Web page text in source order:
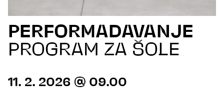
PERFORMADAVANJE
PROGRAM ZA ŠOLE
11. 2. 2026 @ 09.00